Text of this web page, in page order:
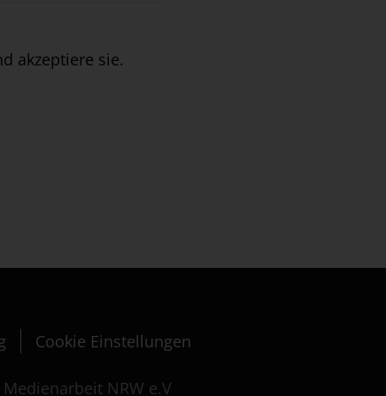
akzeptiere sie.
Cookie Einstellungen
NRW e.V